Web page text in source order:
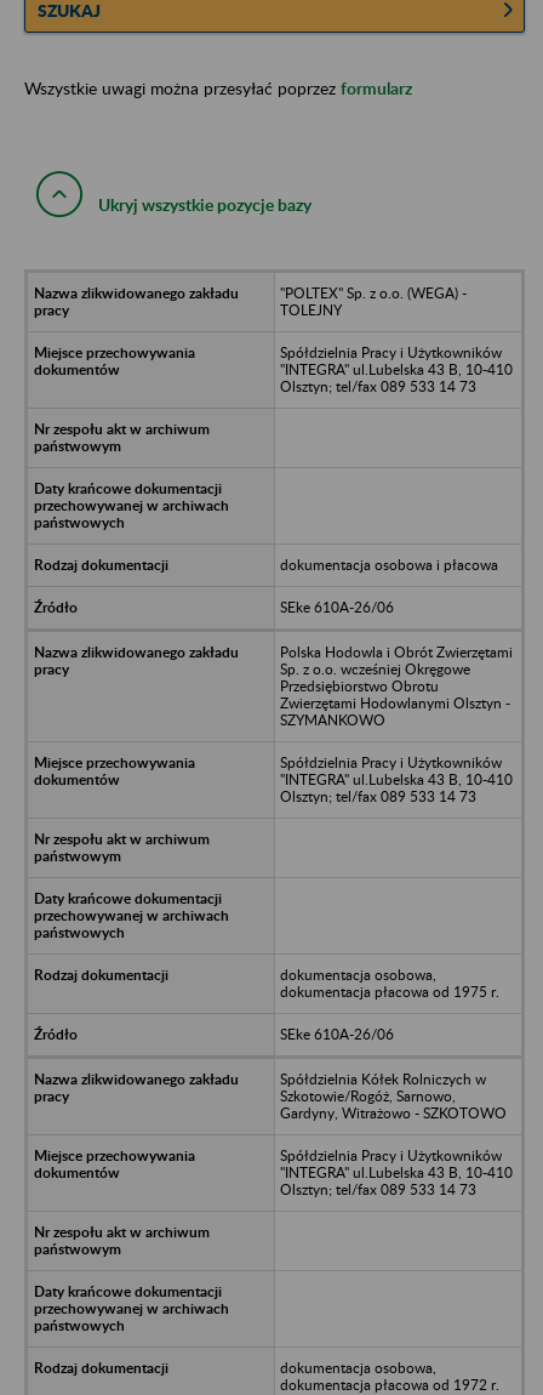
SZUKAJ
Wszystkie uwagi można przesyłać poprzez formularz
Ukryj wszystkie pozycje bazy
"POLTEX" Sp. z o.o. (WEGA) -
TOLEJNY
Spółdzielnia Pracy i Użytkowników
"INTEGRA" ul.Lubelska 43 B, 10-410
Olsztyn; tel/fax 089 533 14 73
dokumentacja osobowa i płacowa
SEke 610A-26/06
Polska Hodowla i Obrót Zwierzętami
Sp. z o.o. wcześniej Okręgowe
Przedsiębiorstwo Obrotu
Zwierzętami Hodowlanymi Olsztyn -
SZYMANKOWO
Spółdzielnia Pracy i Użytkowników
"INTEGRA" ul.Lubelska 43 B, 10-410
Olsztyn; tel/fax 089 533 14 73
dokumentacja osobowa,
dokumentacja płacowa od 1975 r.
SEke 610A-26/06
Spółdzielnia Kółek Rolniczych w
Szkotowie/Rogóż, Sarnowo,
Gardyny, Witrażowo - SZKOTOWO
Spółdzielnia Pracy i Użytkowników
"INTEGRA" ul.Lubelska 43 B, 10-410
Olsztyn; tel/fax 089 533 14 73
dokumentacja osobowa,
dokumentacja płacowa od 1972 r.